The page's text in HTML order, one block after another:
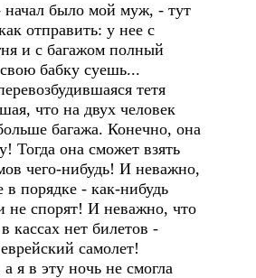
было мой муж, - тут
отправить: у нее с
и с багажом полный
бабку суешь...
тетя
что на двух человек
багажа. Конечно, она
Тогда она сможет взять
чего-нибудь! И неважно,
порядке - как-нибудь
не спорят! И неважно, что
кассах нет билетов -
самолет!
я в эту ночь не смогла